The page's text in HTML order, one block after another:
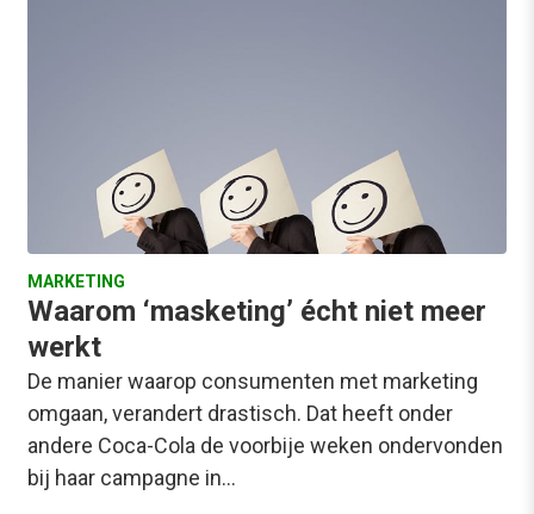
MARKETING
Waarom ‘masketing’ écht niet meer
werkt
De manier waarop consumenten met marketing
omgaan, verandert drastisch. Dat heeft onder
andere Coca-Cola de voorbije weken ondervonden
bij haar campagne in…